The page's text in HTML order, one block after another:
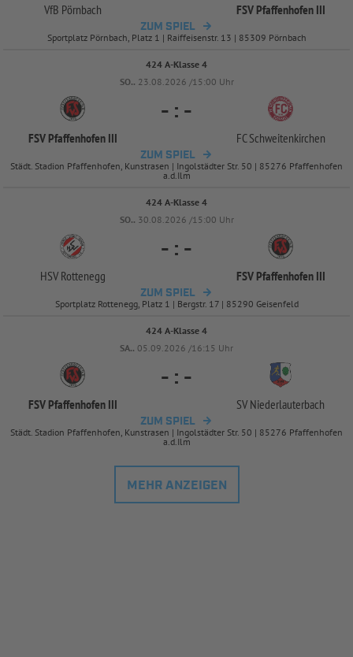
VfB Pörnbach FSV Pfaffenhofen III
ZUM SPIEL
Sportplatz Pörnbach, Platz 1 | Raiffeisenstr. 13 | 85309 Pörnbach
424 A-Klasse 4
SO.. 23.08.2026 /15:00 Uhr
FSV Pfaffenhofen III
- : -
FC Schweitenkirchen
ZUM SPIEL
Städt. Stadion Pfaffenhofen, Kunstrasen | Ingolstädter Str. 50 | 85276 Pfaffenhofen
a.d.Ilm
424 A-Klasse 4
SO.. 30.08.2026 /15:00 Uhr
HSV Rottenegg
- : -
FSV Pfaffenhofen III
ZUM SPIEL
Sportplatz Rottenegg, Platz 1 | Bergstr. 17 | 85290 Geisenfeld
424 A-Klasse 4
SA.. 05.09.2026 /16:15 Uhr
FSV Pfaffenhofen III
- : -
SV Niederlauterbach
ZUM SPIEL
Städt. Stadion Pfaffenhofen, Kunstrasen | Ingolstädter Str. 50 | 85276 Pfaffenhofen
a.d.Ilm
MEHR ANZEIGEN